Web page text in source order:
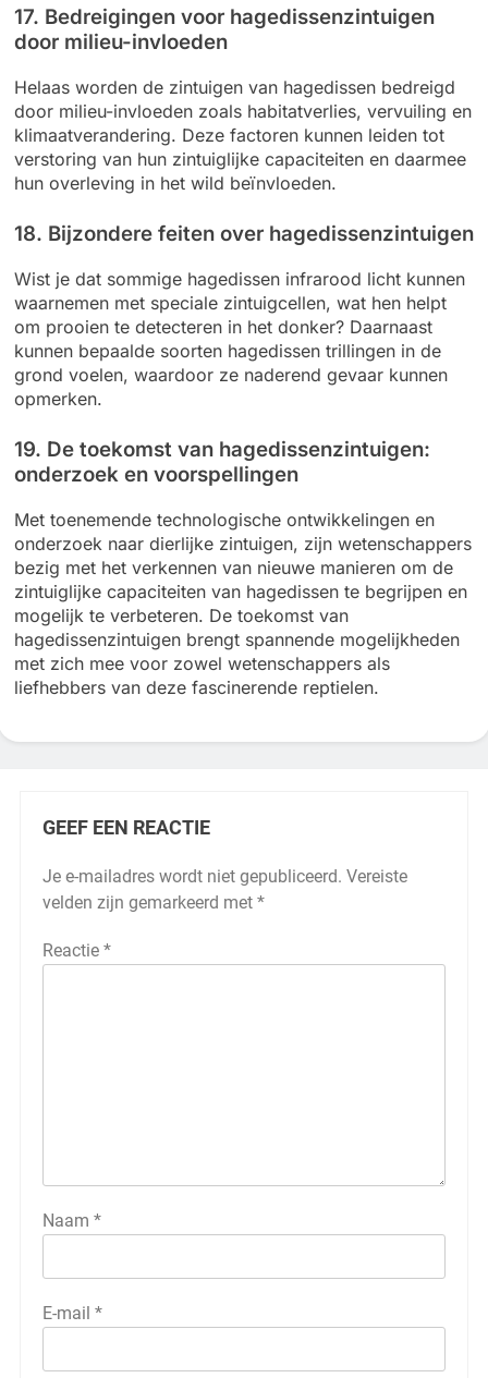
17. Bedreigingen voor hagedissenzintuigen
door milieu-invloeden
Helaas worden de zintuigen van hagedissen bedreigd
door milieu-invloeden zoals habitatverlies, vervuiling en
klimaatverandering. Deze factoren kunnen leiden tot
verstoring van hun zintuiglijke capaciteiten en daarmee
hun overleving in het wild beïnvloeden.
18. Bijzondere feiten over hagedissenzintuigen
Wist je dat sommige hagedissen infrarood licht kunnen
waarnemen met speciale zintuigcellen, wat hen helpt
om prooien te detecteren in het donker? Daarnaast
kunnen bepaalde soorten hagedissen trillingen in de
grond voelen, waardoor ze naderend gevaar kunnen
opmerken.
19. De toekomst van hagedissenzintuigen:
onderzoek en voorspellingen
Met toenemende technologische ontwikkelingen en
onderzoek naar dierlijke zintuigen, zijn wetenschappers
bezig met het verkennen van nieuwe manieren om de
zintuiglijke capaciteiten van hagedissen te begrijpen en
mogelijk te verbeteren. De toekomst van
hagedissenzintuigen brengt spannende mogelijkheden
met zich mee voor zowel wetenschappers als
liefhebbers van deze fascinerende reptielen.
GEEF EEN REACTIE
Je e-mailadres wordt niet gepubliceerd. Vereiste
velden zijn gemarkeerd met *
Reactie *
Naam *
E-mail *